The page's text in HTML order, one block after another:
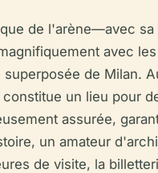
de l'arène—avec
avec
de Milan.
un lieu pour
assurée,
un amateur
de visite, la